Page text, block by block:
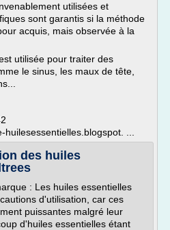
utilisées et
sont garantis si la méthode
acquis, mais observée à la
utilisée pour traiter des
le sinus, les maux de tête,
...
des huiles
: Les huiles essentielles
d'utilisation, car ces
puissantes malgré leur
d'huiles essentielles étant